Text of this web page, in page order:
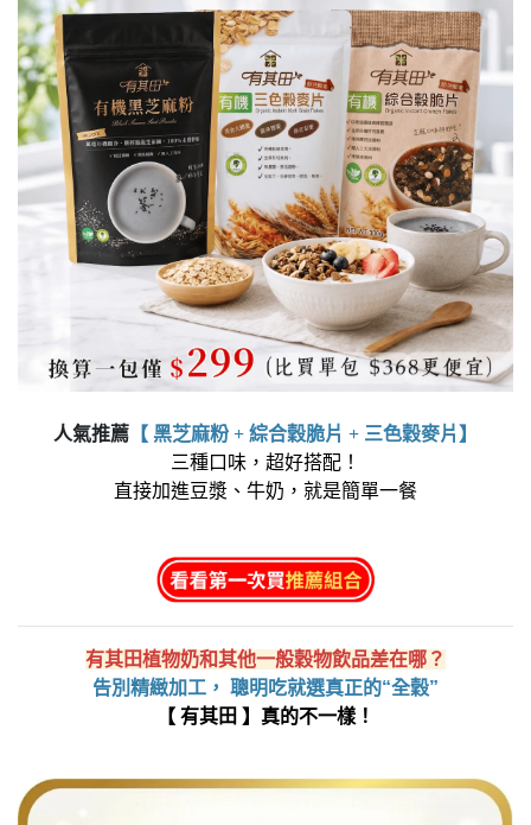
人氣推薦 【 黑芝麻粉 + 綜合穀脆片 + 三色穀麥片】
三種口味，超好搭配！
直接加進豆漿、牛奶，就是簡單一餐
有其田植物奶和其他一般穀物飲品差在哪？
告別精緻加工， 聰明吃就選真正的“全穀”
【 有其田 】真的不一樣！